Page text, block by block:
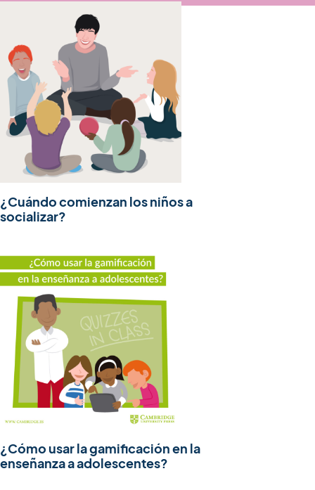
¿Cuándo comienzan los niños a
socializar?
¿Cómo usar la gamificación en la
enseñanza a adolescentes?